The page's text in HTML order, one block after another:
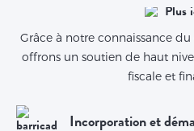
Grâce à notre connaissance
offrons un soutien de haut
fiscale et
Incorporation et